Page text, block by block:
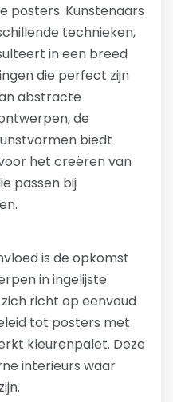
posters. Kunstenaars
technieken,
in een breed
die perfect zijn
abstracte
de
biedt
het creëren van
passen bij
is de opkomst
in ingelijste
richt op eenvoud
tot posters met
kleurenpalet. Deze
interieurs waar